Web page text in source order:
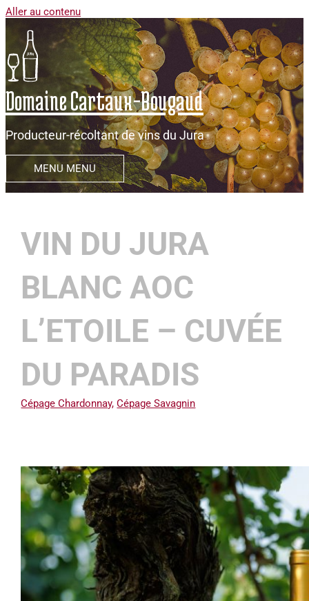
Aller au contenu
Domaine Cartaux-Bougaud
Producteur-récoltant de vins du Jura
MENU MENU
VIN DU JURA
BLANC AOC
L’ETOILE – CUVÉE
DU PARADIS
Cépage Chardonnay,Cépage Savagnin